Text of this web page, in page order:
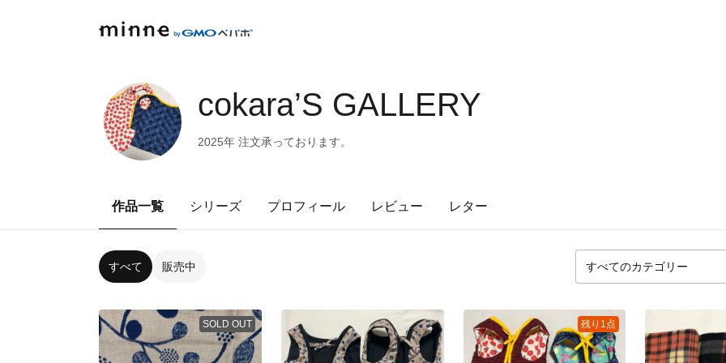
cokara’S GALLERY
2025年 注文承っております。
作品一覧 シリーズ プロフィール レビュー レター
すべて 販売中
SOLD OUT 残り1点